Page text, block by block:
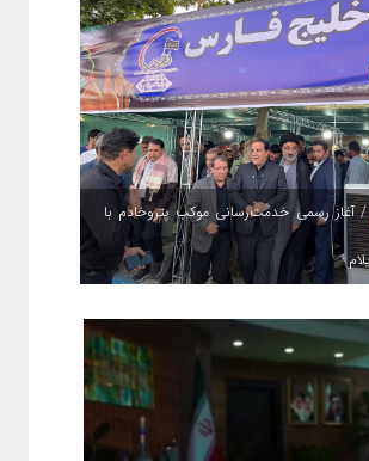
آغاز رسمی خدمت‌رسانی موکب پتروخادم با